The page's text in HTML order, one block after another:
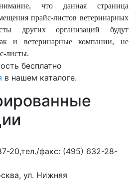
что данная страница
прайс-листов ветеринарных
других организаций будут
и ветеринарные компании, не
листы.
бесплатно
в нашем каталоге.
20,тел./факс: (495) 632-28-
ул. Нижняя